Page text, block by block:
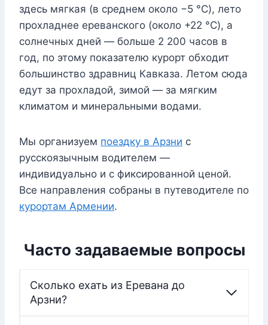
здесь мягкая (в среднем около −5 °C), лето
прохладнее ереванского (около +22 °C), а
солнечных дней — больше 2 200 часов в
год, по этому показателю курорт обходит
большинство здравниц Кавказа. Летом сюда
едут за прохладой, зимой — за мягким
климатом и минеральными водами.
Мы организуем поездку в Арзни с
русскоязычным водителем —
индивидуально и с фиксированной ценой.
Все направления собраны в путеводителе по
курортам Армении.
Часто задаваемые вопросы
Сколько ехать из Еревана до
Арзни?